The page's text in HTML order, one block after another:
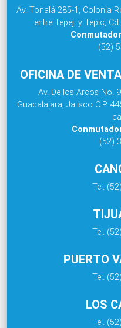
Av. Tonalá 285-1, Colonia
entre Tepeji y Tepic,
(52)
OFICINA DE
Av. De los Arcos No.
Guadalajara, Jalisco C.P.
(52)
Tel.
Tel.
PUERTO
Tel.
LOS
Tel.